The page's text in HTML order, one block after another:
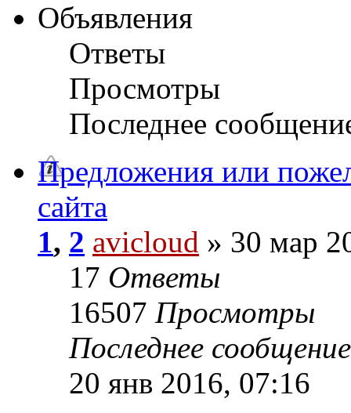
Объявления
Ответы
Просмотры
Последнее
Предложения или
сайта
1, 2 avicloud » 30 мар
17 Ответы
16507 Просмотры
Последнее
20 янв 2016, 07:16